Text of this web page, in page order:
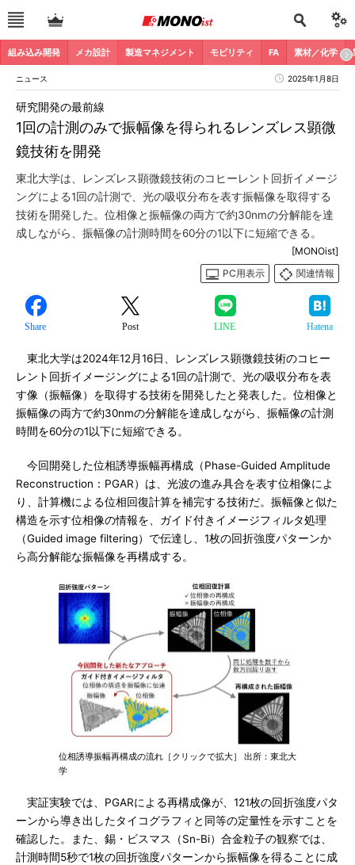
組み込み開発 メカ設計 製造マネジメント モビリティ FA 素材／化学
ニュース 2025年1月8日
1回の計測のみで振幅像を得られるレンズレス顕微
鏡技術を開発
研究開発の最前線
東北大学は、レンズレス顕微鏡技術のコヒーレント回折イメージ
ングによる1回の計測で、光の吸収分布を表す振幅像を取得する
技術を開発した。位相像と振幅像の両方で約30nmの分解能を達
成しながら、振幅像の計測時間を60分の1以下に短縮できる。
[MONOist]
PC用表示
関連情報
Share Post LINE Hatena
東北大学は2024年12月16日、レンズレス顕微鏡技術のコヒー
レント回折イメージングによる1回の計測で、光の吸収分布を表
す像（振幅像）を取得する技術を開発したと発表した。位相像と
振幅像の両方で約30nmの分解能を達成しながら、振幅像の計測
時間を60分の1以下に短縮できる。
今回開発した位相誘導振幅再構成（Phase-Guided Amplitude
Reconstruction：PGAR）は、光波の進み具合を表す位相像によ
り、計算機による位相回復計算を補完する技術だ。振幅像と似た
構造を示す位相像の情報を、ガイド付きイメージフィルタ処理
（Guided image filtering）で伝達し、1枚の回折強度パターンか
ら高分解能な振幅像を再構成する。
位相誘導振幅再構成の流れ［クリックで拡大］ 出所：東北大
学
実証実験では、PGARによる再構成像が、121枚の回折強度パタ
ーンから導き出したタイコグラフィと同等の定量性を示すことを
確認した。また、錫・ビスマス（Sn-Bi）合金粒子の観察では、
計測時間5秒で1枚の回折強度パターンから振幅像を得ることに成